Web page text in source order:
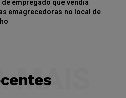
de empregado que vendia
emagrecedoras no local de
MAIS